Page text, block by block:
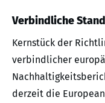
Verbindliche
Kernstück der
verbindlicher
derzeit die